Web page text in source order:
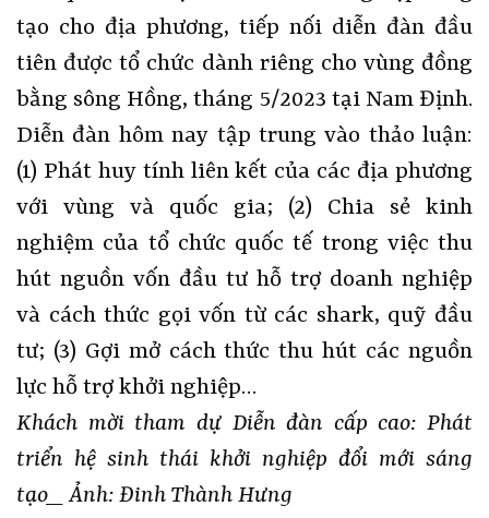
tạo cho địa phương, tiếp nối diễn đàn đầu
tiên được tổ chức dành riêng cho vùng đồng
bằng sông Hồng, tháng 5/2023 tại Nam Định.
Diễn đàn hôm nay tập trung vào thảo luận:
(1) Phát huy tính liên kết của các địa phương
với vùng và quốc gia; (2) Chia sẻ kinh
nghiệm của tổ chức quốc tế trong việc thu
hút nguồn vốn đầu tư hỗ trợ doanh nghiệp
và cách thức gọi vốn từ các shark, quỹ đầu
tư; (3) Gợi mở cách thức thu hút các nguồn
lực hỗ trợ khởi nghiệp…
Khách mời tham dự Diễn đàn cấp cao: Phát
triển hệ sinh thái khởi nghiệp đổi mới sáng
tạo_ Ảnh: Đinh Thành Hưng